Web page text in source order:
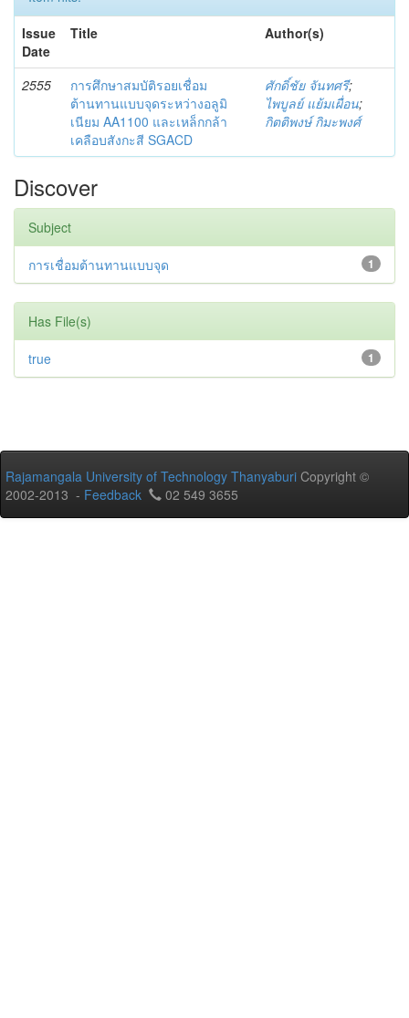
Issue
Date
Title Author(s)
2555
การศึกษาสมบัติรอยเชื่อม
ต้านทานแบบจุดระหว่างอลูมิ
เนียม AA1100 และเหล็กกล้า
เคลือบสังกะสี SGACD
ศักดิ์ชัย จันทศรี;
ไพบูลย์ แย้มเผื่อน;
กิตติพงษ์ กิมะพงศ์
Discover
Subject
1
การเชื่อมต้านทานแบบจุด
Has File(s)
1
true
Rajamangala University of Technology Thanyaburi Copyright ©
2002-2013 - Feedback 02 549 3655